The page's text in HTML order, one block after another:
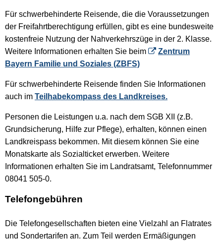
Für schwerbehinderte Reisende, die die Voraussetzungen
der Freifahrtberechtigung erfüllen, gibt es eine bundesweite
kostenfreie Nutzung der Nahverkehrszüge in der 2. Klasse.
Weitere Informationen erhalten Sie beim
Zentrum
Bayern Familie und Soziales (ZBFS)
Für schwerbehinderte Reisende finden Sie Informationen
auch im Teilhabekompass des Landkreises.
Personen die Leistungen u.a. nach dem SGB XII (z.B.
Grundsicherung, Hilfe zur Pflege), erhalten, können einen
Landkreispass bekommen. Mit diesem können Sie eine
Monatskarte als Sozialticket erwerben. Weitere
Informationen erhalten Sie im Landratsamt, Telefonnummer
08041 505-0.
Telefongebühren
Die Telefongesellschaften bieten eine Vielzahl an Flatrates
und Sondertarifen an. Zum Teil werden Ermäßigungen